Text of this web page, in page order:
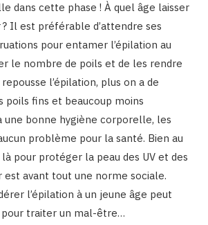
dans cette phase ! À quel âge laisser
Il est préférable d’attendre ses
pour entamer l’épilation au
le nombre de poils et de les rendre
l’épilation, plus on a de
poils fins et beaucoup moins
une bonne hygiène corporelle, les
problème pour la santé. Bien au
pour protéger la peau des UV et des
est avant tout une norme sociale.
l’épilation à un jeune âge peut
traiter un mal-être…